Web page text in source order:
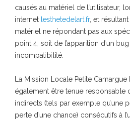
causés au matériel de l’utilisateur,
internet lesthetedelart.fr, et résultant
matériel ne répondant pas aux
point 4, soit de l’apparition d’un
incompatibilité.
La Mission Locale Petite
également être tenue responsable
indirects (tels par exemple qu’une
perte d’une chance) consécutifs à